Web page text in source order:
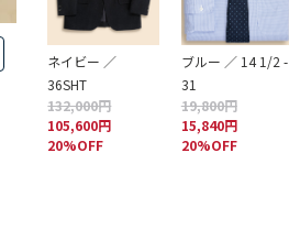
ネイビー ／
36SHT
132,000円
105,600円
20%OFF
ブルー ／ 14 1/2 -
31
19,800円
15,840円
20%OFF